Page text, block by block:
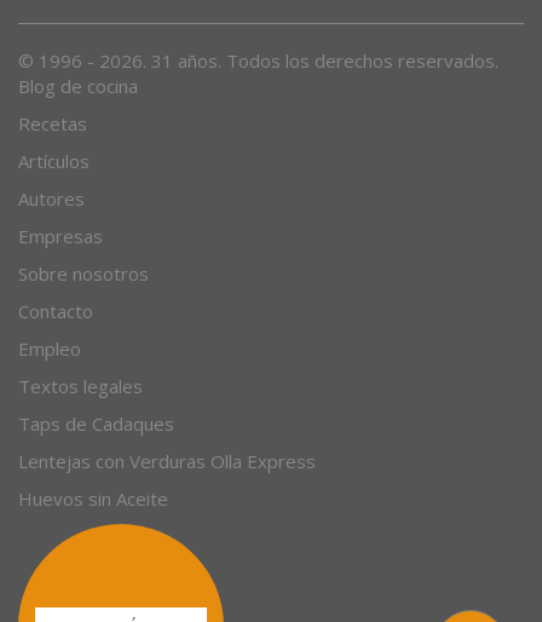
© 1996 - 2026. 31 años. Todos los derechos reservados.
Blog de cocina
Recetas
Artículos
Autores
Empresas
Sobre nosotros
Contacto
Empleo
Textos legales
Taps de Cadaques
Lentejas con Verduras Olla Express
Huevos sin Aceite